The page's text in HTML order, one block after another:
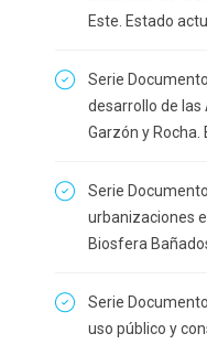
Este. Estado
Serie
desarrollo de las
Garzón y Rocha.
Serie
urbanizaciones
Biosfera
Serie
uso público y